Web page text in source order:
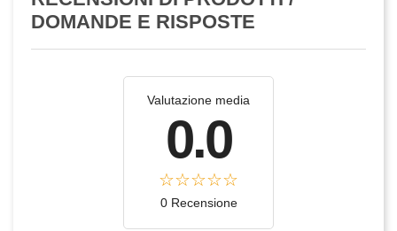
DOMANDE E RISPOSTE
Valutazione media
0.0
0 Recensione